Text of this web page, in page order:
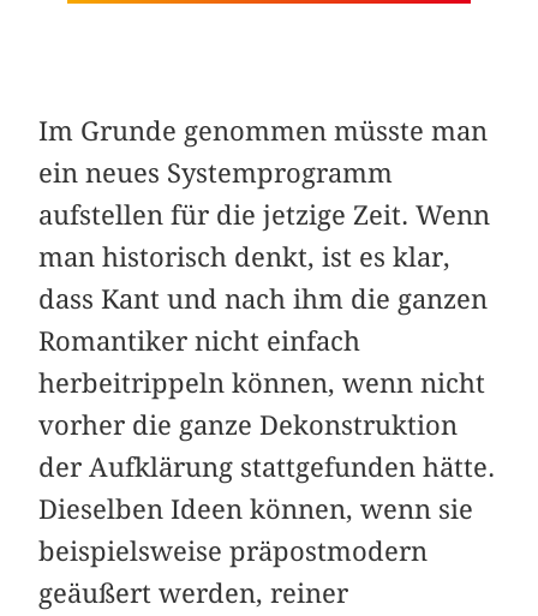
Im Grunde genommen müsste man
ein neues Systemprogramm
aufstellen für die jetzige Zeit. Wenn
man historisch denkt, ist es klar,
dass Kant und nach ihm die ganzen
­Romantiker nicht einfach
herbeitrippeln können, wenn nicht
vorher die ganze Dekonstruktion
der Aufklärung stattgefunden hätte.
­Dieselben Ideen können, wenn sie
beispielsweise präpostmodern
geäußert werden, reiner